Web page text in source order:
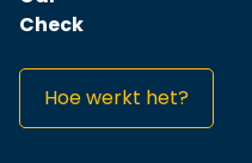
Hoe werkt het?